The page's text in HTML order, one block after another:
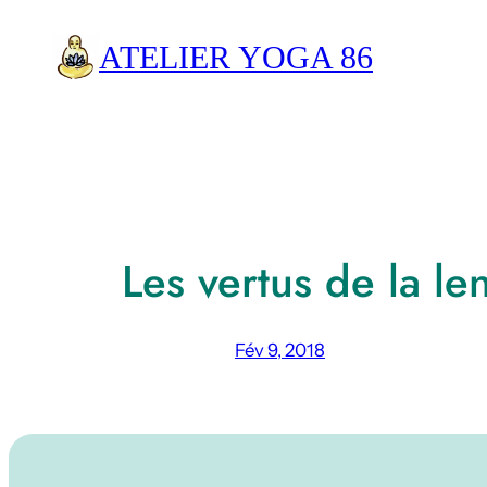
ATELIER YOGA 86
Les vertus de la
Fév 9, 2018